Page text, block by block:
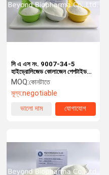
সি এ এস নং. 9007-34-5
হাইড্রোলিজেড কোলাজেন পেপটাইড
1000-3000 ডাল্টন আণবিক ওজন
MOQ:কোনটাতে
মূল্য:negotiable
ভালো দাম
যোগাযোগ